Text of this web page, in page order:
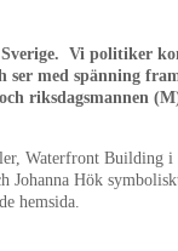
Vi politiker
ser med spänning
riksdagsmannen
Waterfront Building i
Johanna Hök
hemsida.